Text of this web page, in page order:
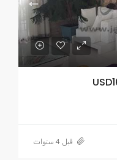
قبل 4 سنوات